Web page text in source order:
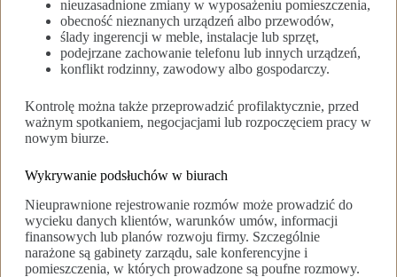
nieuzasadnione zmiany w wyposażeniu pomieszczenia,
obecność nieznanych urządzeń albo przewodów,
ślady ingerencji w meble, instalacje lub sprzęt,
podejrzane zachowanie telefonu lub innych urządzeń,
konflikt rodzinny, zawodowy albo gospodarczy.
Kontrolę można także przeprowadzić profilaktycznie, przed
ważnym spotkaniem, negocjacjami lub rozpoczęciem pracy w
nowym biurze.
Wykrywanie podsłuchów w biurach
Nieuprawnione rejestrowanie rozmów może prowadzić do
wycieku danych klientów, warunków umów, informacji
finansowych lub planów rozwoju firmy. Szczególnie
narażone są gabinety zarządu, sale konferencyjne i
pomieszczenia, w których prowadzone są poufne rozmowy.